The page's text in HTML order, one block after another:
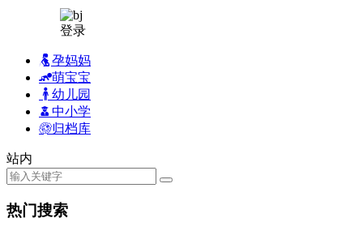
登录
孕妈妈
萌宝宝
幼儿园
中小学
归档库
站内
热门搜索